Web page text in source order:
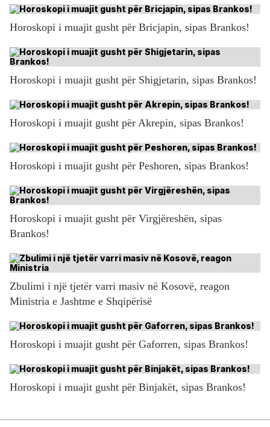
Horoskopi i muajit gusht për Bricjapin, sipas Brankos!
Horoskopi i muajit gusht për Shigjetarin, sipas Brankos!
Horoskopi i muajit gusht për Akrepin, sipas Brankos!
Horoskopi i muajit gusht për Peshoren, sipas Brankos!
Horoskopi i muajit gusht për Virgjëreshën, sipas
Brankos!
Zbulimi i një tjetër varri masiv në Kosovë, reagon
Ministria e Jashtme e Shqipërisë
Horoskopi i muajit gusht për Gaforren, sipas Brankos!
Horoskopi i muajit gusht për Binjakët, sipas Brankos!